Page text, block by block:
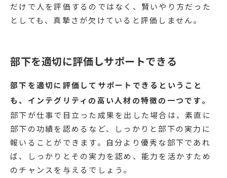
だけで人を評価するのではなく、賢いやり方だった
としても、真摯さが欠けていると評価しません。
部下を適切に評価しサポートできる
部下を適切に評価してサポートできるということ
も、インテグリティの高い人材の特徴の一つです。
部下が仕事で目立った成果を出した場合は、素直に
部下の功績を認めるなど、しっかりと部下の実力に
報いることができます。自分より優秀な部下であれ
ば、しっかりとその実力を認め、能力を活かすため
のチャンスを与えるでしょう。